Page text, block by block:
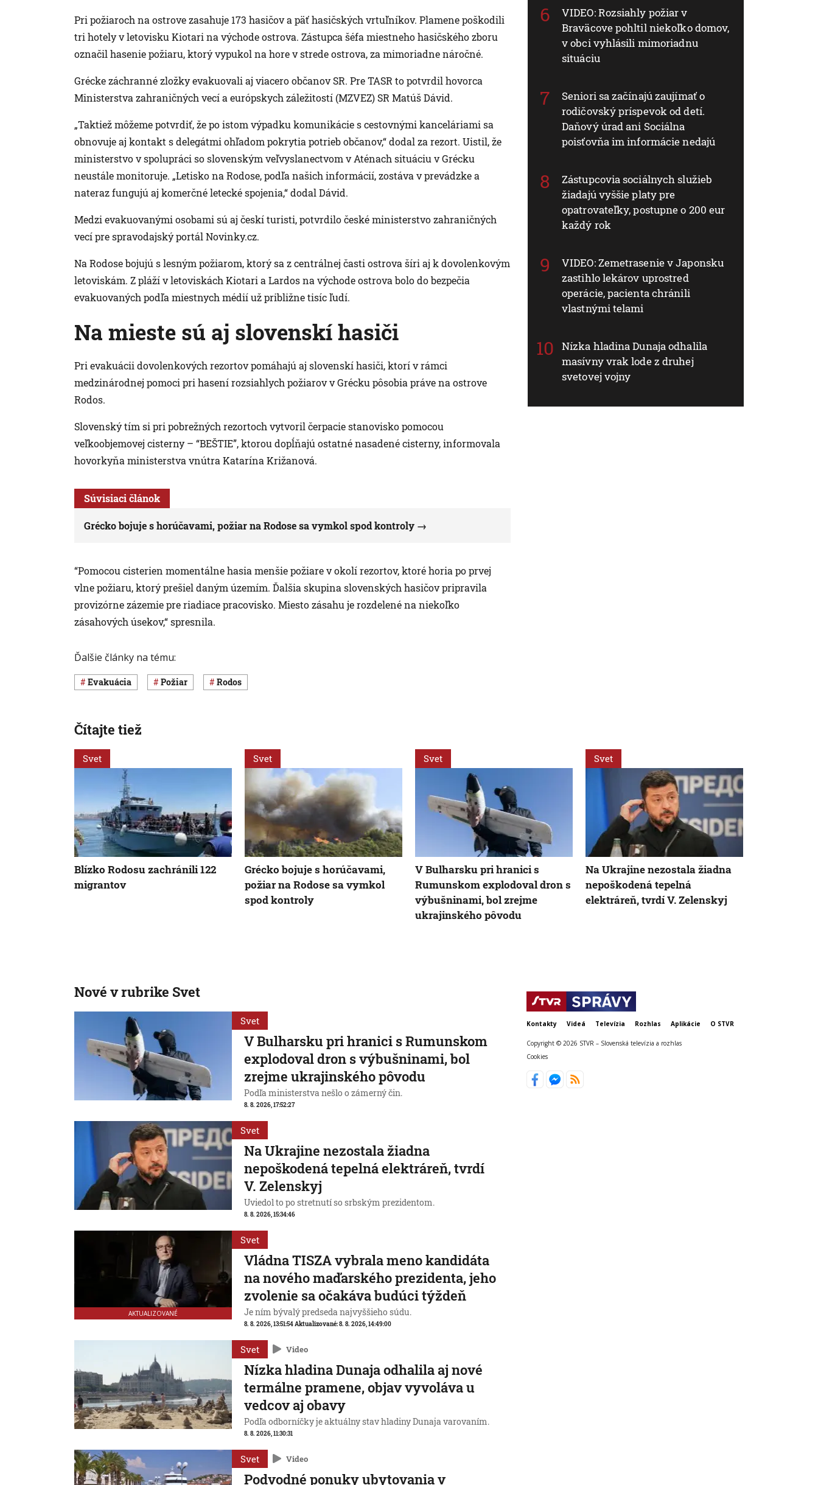
Pri požiaroch na ostrove zasahuje 173 hasičov a päť hasičských vrtuľníkov. Plamene poškodili
tri hotely v letovisku Kiotari na východe ostrova. Zástupca šéfa miestneho hasičského zboru
označil hasenie požiaru, ktorý vypukol na hore v strede ostrova, za mimoriadne náročné.
Grécke záchranné zložky evakuovali aj viacero občanov SR. Pre TASR to potvrdil hovorca
Ministerstva zahraničných vecí a európskych záležitostí (MZVEZ) SR Matúš Dávid.
„Taktiež môžeme potvrdiť, že po istom výpadku komunikácie s cestovnými kanceláriami sa
obnovuje aj kontakt s delegátmi ohľadom pokrytia potrieb občanov,“ dodal za rezort. Uistil, že
ministerstvo v spolupráci so slovenským veľvyslanectvom v Aténach situáciu v Grécku
neustále monitoruje. „Letisko na Rodose, podľa našich informácií, zostáva v prevádzke a
nateraz fungujú aj komerčné letecké spojenia,“ dodal Dávid.
Medzi evakuovanými osobami sú aj českí turisti, potvrdilo české ministerstvo zahraničných
vecí pre spravodajský portál Novinky.cz.
Na Rodose bojujú s lesným požiarom, ktorý sa z centrálnej časti ostrova šíri aj k dovolenkovým
letoviskám. Z pláží v letoviskách Kiotari a Lardos na východe ostrova bolo do bezpečia
evakuovaných podľa miestnych médií už približne tisíc ľudí.
Na mieste sú aj slovenskí hasiči
Pri evakuácii dovolenkových rezortov pomáhajú aj slovenskí hasiči, ktorí v rámci
medzinárodnej pomoci pri hasení rozsiahlych požiarov v Grécku pôsobia práve na ostrove
Rodos.
Slovenský tím si pri pobrežných rezortoch vytvoril čerpacie stanovisko pomocou
veľkoobjemovej cisterny – “BEŠTIE”, ktorou dopĺňajú ostatné nasadené cisterny, informovala
hovorkyňa ministerstva vnútra Katarína Križanová.
Súvisiaci článok
Grécko bojuje s horúčavami, požiar na Rodose sa vymkol spod kontroly
“Pomocou cisterien momentálne hasia menšie požiare v okolí rezortov, ktoré horia po prvej
vlne požiaru, ktorý prešiel daným územím. Ďalšia skupina slovenských hasičov pripravila
provizórne zázemie pre riadiace pracovisko. Miesto zásahu je rozdelené na niekoľko
zásahových úsekov,“ spresnila.
Ďalšie články na tému:
evakuácia požiar Rodos
VIDEO: Rozsiahly požiar v
Braväcove pohltil niekoľko domov,
v obci vyhlásili mimoriadnu
situáciu
Seniori sa začínajú zaujímať o
rodičovský príspevok od detí.
Daňový úrad ani Sociálna
poisťovňa im informácie nedajú
Zástupcovia sociálnych služieb
žiadajú vyššie platy pre
opatrovateľky, postupne o 200 eur
každý rok
VIDEO: Zemetrasenie v Japonsku
zastihlo lekárov uprostred
operácie, pacienta chránili
vlastnými telami
Nízka hladina Dunaja odhalila
masívny vrak lode z druhej
svetovej vojny
Čítajte tiež
Svet
Blízko Rodosu zachránili 122
migrantov
Svet
Grécko bojuje s horúčavami,
požiar na Rodose sa vymkol
spod kontroly
Svet
V Bulharsku pri hranici s
Rumunskom explodoval dron s
výbušninami, bol zrejme
ukrajinského pôvodu
Svet
Na Ukrajine nezostala žiadna
nepoškodená tepelná
elektráreň, tvrdí V. Zelenskyj
Nové v rubrike Svet
Svet
V Bulharsku pri hranici s Rumunskom
explodoval dron s výbušninami, bol
zrejme ukrajinského pôvodu
Podľa ministerstva nešlo o zámerný čin.
8. 8. 2026, 17:52:27
Svet
Na Ukrajine nezostala žiadna
nepoškodená tepelná elektráreň, tvrdí
V. Zelenskyj
Uviedol to po stretnutí so srbským prezidentom.
8. 8. 2026, 15:34:46
AKTUALIZOVANÉ
Svet
Vládna TISZA vybrala meno kandidáta
na nového maďarského prezidenta, jeho
zvolenie sa očakáva budúci týždeň
Je ním bývalý predseda najvyššieho súdu.
8. 8. 2026, 13:51:54Aktualizované:8. 8. 2026, 14:49:00
Svet Video
Nízka hladina Dunaja odhalila aj nové
termálne pramene, objav vyvoláva u
vedcov aj obavy
Podľa odborníčky je aktuálny stav hladiny Dunaja varovaním.
8. 8. 2026, 11:30:31
Svet Video
Podvodné ponuky ubytovania v
Kontakty Videá Televízia Rozhlas Aplikácie O STVR
Copyright © 2026 STVR – Slovenská televízia a rozhlas
Cookies